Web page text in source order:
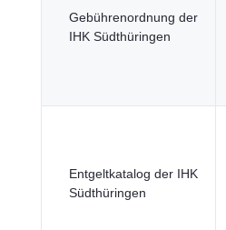
Gebührenordnung der
IHK Südthüringen
Entgeltkatalog der IHK
Südthüringen